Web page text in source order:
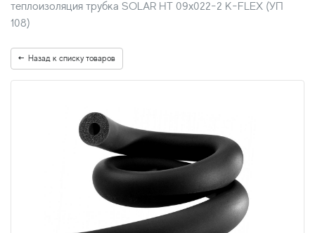
теплоизоляция трубка SOLAR HT 09x022-2 K-FLEX (УП
108)
Назад к списку товаров